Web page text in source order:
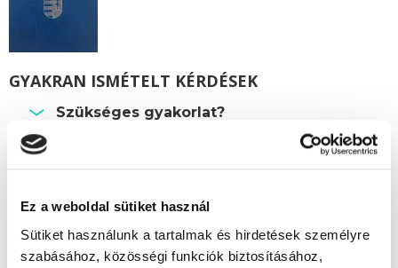
Ez a weboldal sütiket használ
Sütiket használunk a tartalmak és hirdetések személyre
szabásához, közösségi funkciók biztosításához,
GYAKRAN ISMÉTELT KÉRDÉSEK
Szükséges gyakorlat?
Hol van a szakképesítő vizsga?